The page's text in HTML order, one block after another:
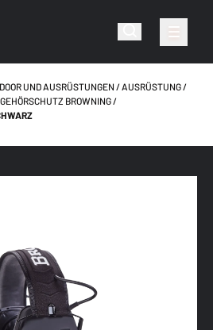
UND AUSRÜSTUNGEN
AUSRÜSTUNG
GEHÖRSCHUTZ BROWNING